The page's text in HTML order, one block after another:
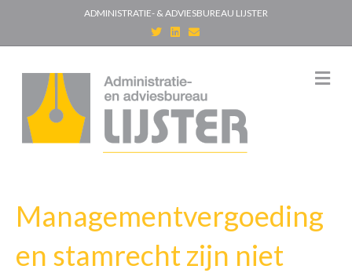
ADMINISTRATIE- & ADVIESBUREAU LIJSTER
T
w
i
e
r
n
d
i
n
E
m
a
M
e
Managementvergoeding
en stamrecht zijn niet